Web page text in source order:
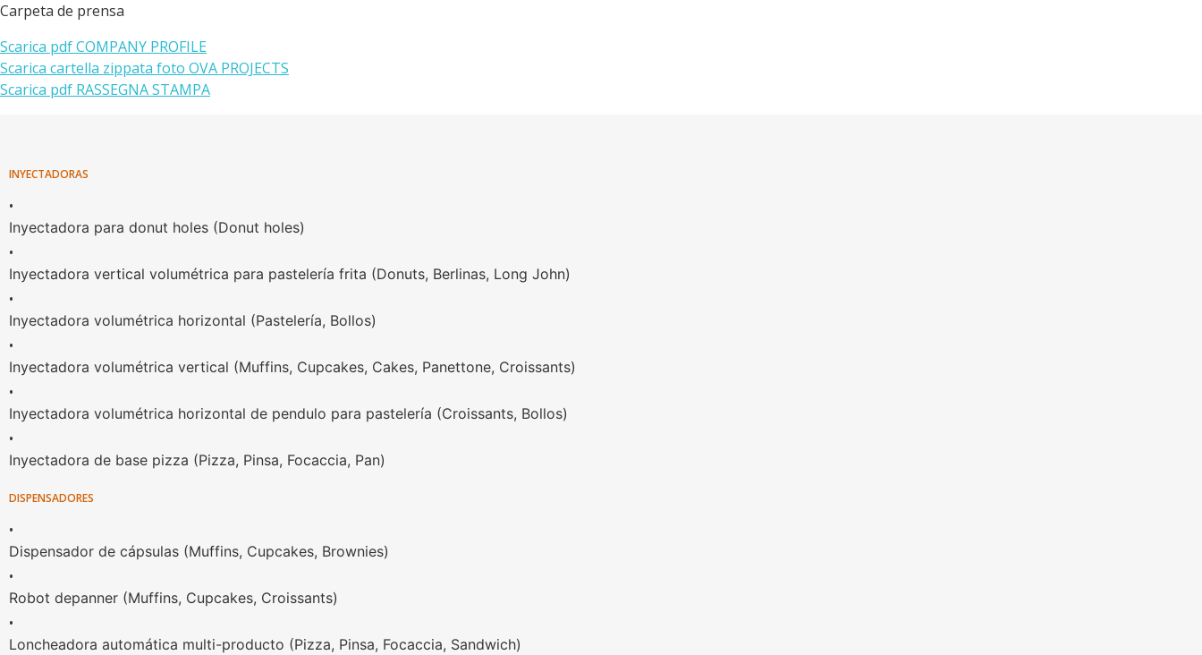
Carpeta de prensa
Scarica pdf COMPANY PROFILE
Scarica cartella zippata foto OVA PROJECTS
Scarica pdf RASSEGNA STAMPA
INYECTADORAS
•
Inyectadora para donut holes (Donut holes)
•
Inyectadora vertical volumétrica para pastelería frita (Donuts, Berlinas, Long John)
•
Inyectadora volumétrica horizontal (Pastelería, Bollos)
•
Inyectadora volumétrica vertical (Muffins, Cupcakes, Cakes, Panettone, Croissants)
•
Inyectadora volumétrica horizontal de pendulo para pastelería (Croissants, Bollos)
•
Inyectadora de base pizza (Pizza, Pinsa, Focaccia, Pan)
DISPENSADORES
•
Dispensador de cápsulas (Muffins, Cupcakes, Brownies)
•
Robot depanner (Muffins, Cupcakes, Croissants)
•
Loncheadora automática multi-producto (Pizza, Pinsa, Focaccia, Sandwich)